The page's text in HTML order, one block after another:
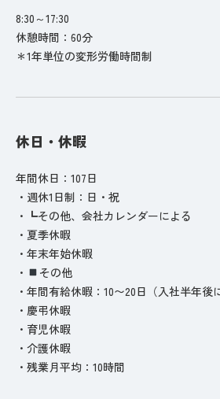
8:30～17:30
休憩時間：60分
＊1年単位の変形労働時間制
休日・休暇
年間休日：107日
・週休1日制：日・祝
・┗その他、会社カレンダーによる
・夏季休暇
・年末年始休暇
・
その他
・年間有給休暇：10〜20日（入社半年後
・慶弔休暇
・育児休暇
・介護休暇
・残業月平均：10時間